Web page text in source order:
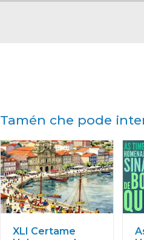
Tamén che pode
XLI Certame